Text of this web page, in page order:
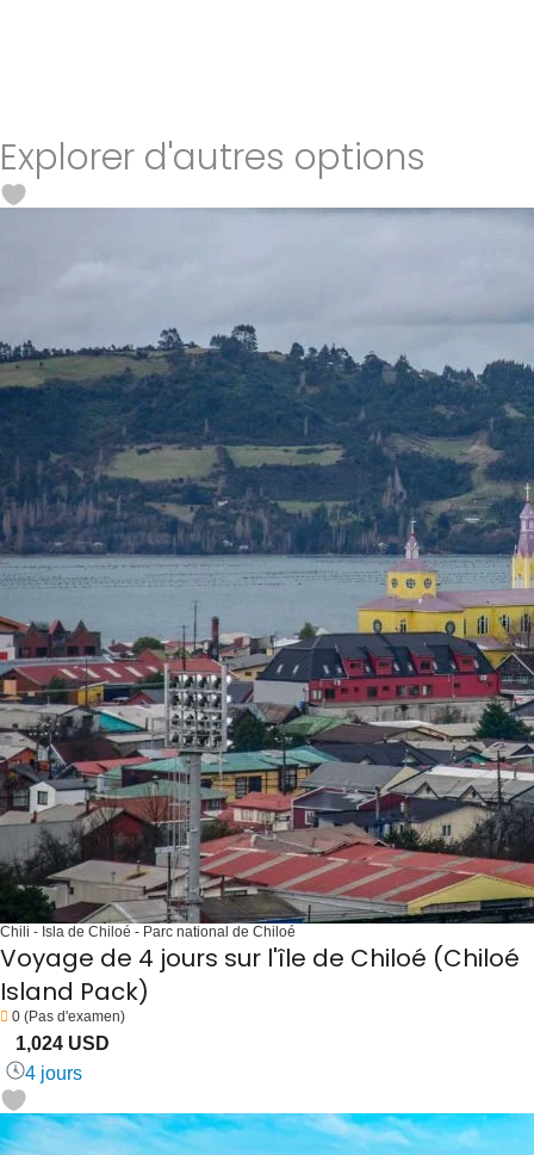
Explorer d'autres options
Chili - Isla de Chiloé - Parc national de Chiloé
Voyage de 4 jours sur l'île de Chiloé (Chiloé
Island Pack)
0 (Pas d'examen)
1,024 USD
4 jours